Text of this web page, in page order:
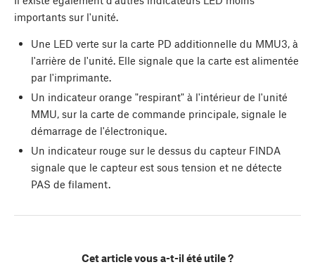
importants sur l'unité.
Une LED verte sur la carte PD additionnelle du MMU3, à
l'arrière de l'unité. Elle signale que la carte est alimentée
par l'imprimante.
Un indicateur orange "respirant" à l'intérieur de l'unité
MMU, sur la carte de commande principale, signale le
démarrage de l'électronique.
Un indicateur rouge sur le dessus du capteur FINDA
signale que le capteur est sous tension et ne détecte
PAS de filament.
Cet article vous a-t-il été utile ?